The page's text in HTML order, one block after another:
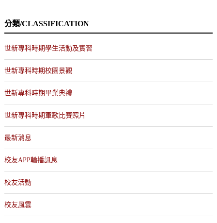
分類/CLASSIFICATION
世新專科時期學生活動及實習
世新專科時期校園景觀
世新專科時期畢業典禮
世新專科時期軍歌比賽照片
最新消息
校友APP輪播訊息
校友活動
校友風雲